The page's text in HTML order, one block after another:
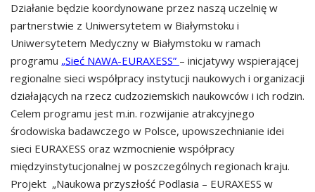
Działanie będzie koordynowane przez naszą uczelnię w
partnerstwie z Uniwersytetem w Białymstoku i
Uniwersytetem Medyczny w Białymstoku w ramach
programu „Sieć NAWA-EURAXESS” – inicjatywy wspierającej
regionalne sieci współpracy instytucji naukowych i organizacji
działających na rzecz cudzoziemskich naukowców i ich rodzin.
Celem programu jest m.in. rozwijanie atrakcyjnego
środowiska badawczego w Polsce, upowszechnianie idei
sieci EURAXESS oraz wzmocnienie współpracy
międzyinstytucjonalnej w poszczególnych regionach kraju.
Projekt „Naukowa przyszłość Podlasia – EURAXESS w